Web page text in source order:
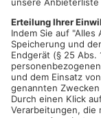
Versammlung
von den
Lösungen zu
mit den
günstigere
versammelt, um
machen.